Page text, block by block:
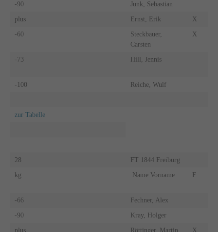
-90 Junk, Sebastian
plus Ernst, Erik X
-60
Steckbauer,
Carsten
X
-73 Hill, Jennis
-100 Reiche, Wulf
zur Tabelle
28 FT 1844 Freiburg
kg Name Vorname F
-66 Fechner, Alex
-90 Kray, Holger
plus Röttinger, Martin X